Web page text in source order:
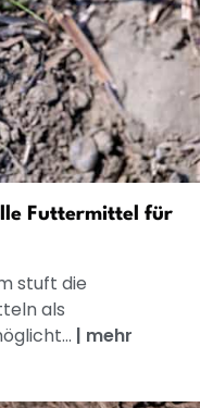
Futtermittel für
stuft die
als
| mehr